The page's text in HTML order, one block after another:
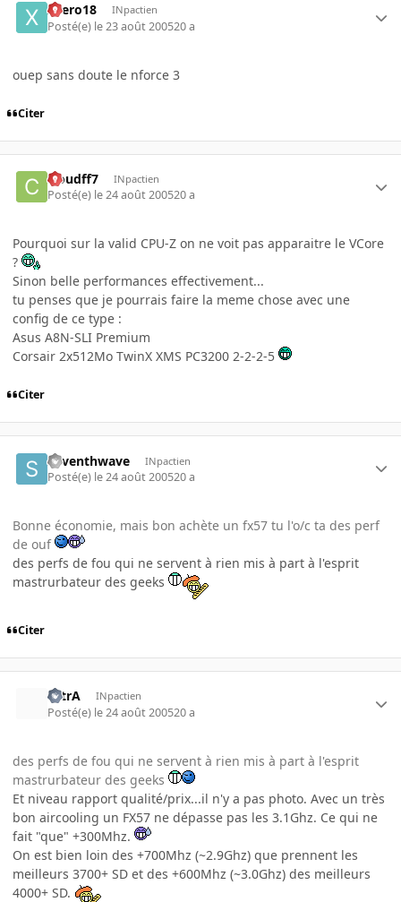
xaero18 INpactien
Posté(e) le 23 août 200520 a
ouep sans doute le nforce 3
Citer
cloudff7 INpactien
Posté(e) le 24 août 200520 a
Pourquoi sur la valid CPU-Z on ne voit pas apparaitre le VCore
?
Sinon belle performances effectivement...
tu penses que je pourrais faire la meme chose avec une
config de ce type :
Asus A8N-SLI Premium
Corsair 2x512Mo TwinX XMS PC3200 2-2-2-5
Citer
Seventhwave INpactien
Posté(e) le 24 août 200520 a
Bonne économie, mais bon achète un fx57 tu l'o/c ta des perf
de ouf
des perfs de fou qui ne servent à rien mis à part à l'esprit
mastrurbateur des geeks
Citer
UltrA INpactien
Posté(e) le 24 août 200520 a
des perfs de fou qui ne servent à rien mis à part à l'esprit
mastrurbateur des geeks
Et niveau rapport qualité/prix...il n'y a pas photo. Avec un très
bon aircooling un FX57 ne dépasse pas les 3.1Ghz. Ce qui ne
fait "que" +300Mhz.
On est bien loin des +700Mhz (~2.9Ghz) que prennent les
meilleurs 3700+ SD et des +600Mhz (~3.0Ghz) des meilleurs
4000+ SD.